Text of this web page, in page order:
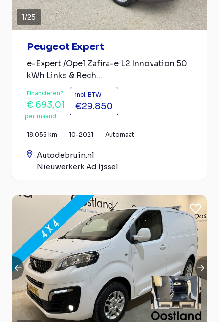
1/25
Peugeot Expert
e-Expert /Opel Zafira-e L2 Innovation 50
kWh Links & Rech...
Financieren?
€ 693,01
per maand
incl. BTW
€29.850
18.056 km 10-2021 Automaat
Autodebruin.nl
Nieuwerkerk Ad Ijssel